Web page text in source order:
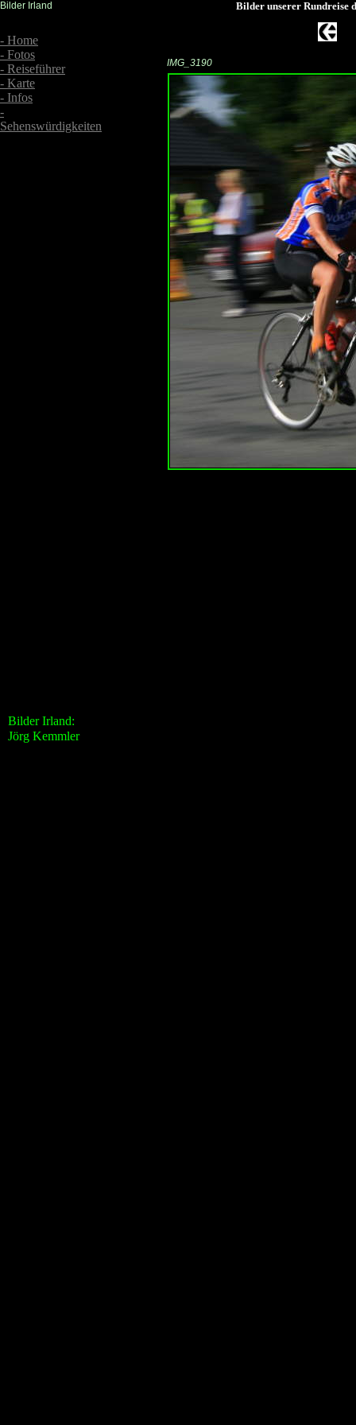
Bilder Irland Bilder unserer Rundreise
- Home
- Fotos
- Reiseführer
- Karte
- Infos
-
Sehenswürdigkeiten
Bilder Irland:
Jörg Kemmler
IMG_3190